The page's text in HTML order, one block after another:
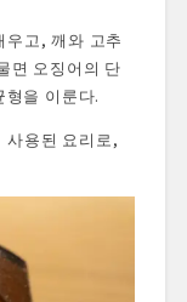
우고, 깨와 고추
면 오징어의 단
을 이룬다.
사용된 요리로,